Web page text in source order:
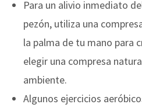
Para un alivio inmediato
pezón, utiliza una
la palma de tu mano para
elegir una compresa
ambiente.
Algunos ejercicios